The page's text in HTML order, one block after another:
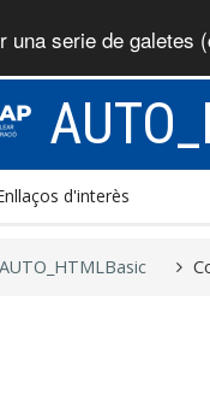
serie de galetes
d'interès
AUTO_HTMLBasic